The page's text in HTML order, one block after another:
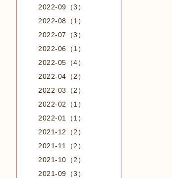
2022-09（3）
2022-08（1）
2022-07（3）
2022-06（1）
2022-05（4）
2022-04（2）
2022-03（2）
2022-02（1）
2022-01（1）
2021-12（2）
2021-11（2）
2021-10（2）
2021-09（3）